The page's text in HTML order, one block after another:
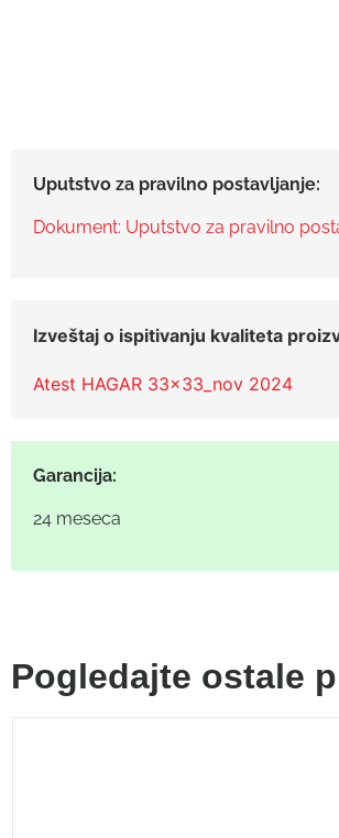
Uputstvo za pravilno postavljanje:
Dokument: Uputstvo za pravilno
Izveštaj o ispitivanju kvaliteta
Atest HAGAR 33x33_nov 2024
Garancija:
24 meseca
Pogledajte ostale